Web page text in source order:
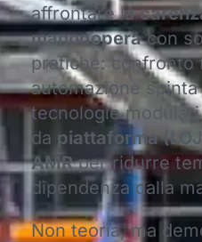
affrontare la
manodoperacon
pratiche: confronto
automazione
tecnologie
da piattaforma
AMRper ridurre
dipendenza dalla
Non teoria, ma